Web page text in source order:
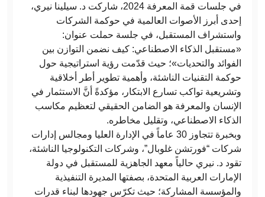
في جلسات قمة المعرفة 2024، شاركت د. سيلينا نيري،
إحدى أبرز الأصوات العالمية في حوكمة الشركات
واستشراف المستقبل، في جلسة حملت عنوان:
«مستقبل الذكاء الاصطناعي: كيف نضمن التوازن بين
الفوائد والتحديات»؛ حيث قدّمت رؤية استراتيجية حول
حوكمة التقنيات الناشئة، وأهمية تطوير أطر أخلاقية
وتشريعية تواكب تسارع الابتكار، مؤكدةً أنَّ الاستثمار في
الإنسان والمعرفة هو الضامن الحقيقي لتعظيم مكاسب
الذكاء الاصطناعي، وتقليل مخاطره.
وبخبرة تتجاوز 30 عاماً في الإدارة العليا ومجالس إدارات
شركات “فورتشن غلوبال”، وشركات التكنولوجيا الناشئة،
تقود د. نيري حالياً معهد الجاهزية للمستقبل في دولة
الإمارات العربية المتحدة، بصفتها المديرة التنفيذية
والمؤسسة المشاركة؛ حيث تكرّس جهودها لبناء قدرات